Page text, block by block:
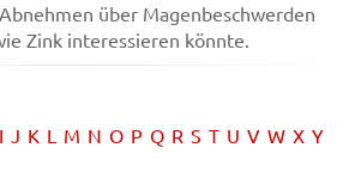
über Magenbeschwerden
Zink interessieren könnte.
I J K L M N O P Q R S T U V W X Y